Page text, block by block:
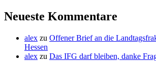
Neueste Kommentare
alex zu Offener Brief an die
Hessen
alex zu Das IFG darf bleiben, danke